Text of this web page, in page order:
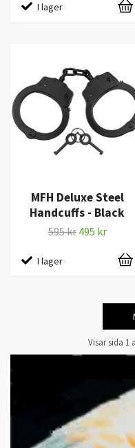
I lager
MFH Deluxe Steel
Handcuffs - Black
595 kr 495 kr
I lager
Visar sida 1